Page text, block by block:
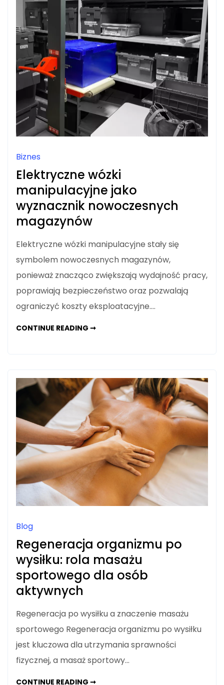
Biznes
Elektryczne wózki
manipulacyjne jako
wyznacznik nowoczesnych
magazynów
Elektryczne wózki manipulacyjne stały się
symbolem nowoczesnych magazynów,
ponieważ znacząco zwiększają wydajność pracy,
poprawiają bezpieczeństwo oraz pozwalają
ograniczyć koszty eksploatacyjne.…
CONTINUE READING ➞ELEKTRYCZNE
Blog
Regeneracja organizmu po
wysiłku: rola masażu
sportowego dla osób
aktywnych
Regeneracja po wysiłku a znaczenie masażu
sportowego Regeneracja organizmu po wysiłku
jest kluczowa dla utrzymania sprawności
fizycznej, a masaż sportowy…
CONTINUE READING ➞REGENERACJA